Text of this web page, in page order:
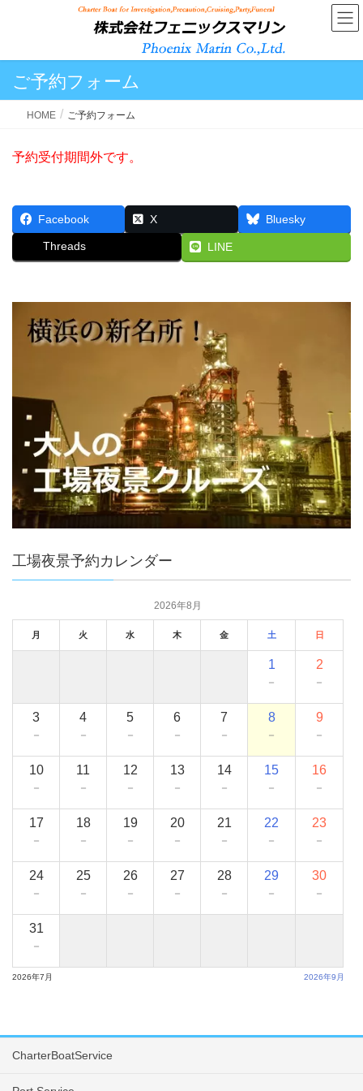
ご予約フォーム
HOME ご予約フォーム
予約受付期間外です。
Facebook X Bluesky
Threads LINE
工場夜景予約カレンダー
2026年8月
月 火 水 木 金 土 日
1
－
2
－
3
－
4
－
5
－
6
－
7
－
8
－
9
－
10
－
11
－
12
－
13
－
14
－
15
－
16
－
17
－
18
－
19
－
20
－
21
－
22
－
23
－
24
－
25
－
26
－
27
－
28
－
29
－
30
－
31
－
2026年7月 2026年9月
CharterBoatService